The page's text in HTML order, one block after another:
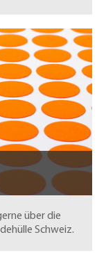
über die
Schweiz.